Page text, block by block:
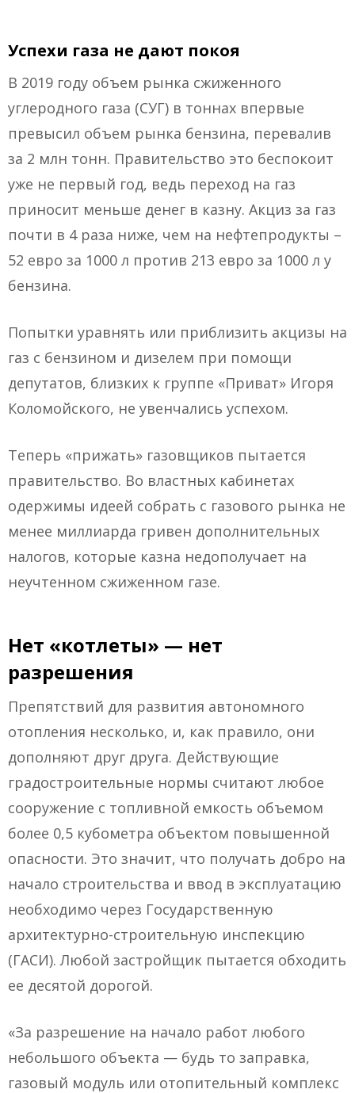
Успехи газа не дают покоя
В 2019 году объем рынка сжиженного
углеродного газа (СУГ) в тоннах впервые
превысил объем рынка бензина, перевалив
за 2 млн тонн. Правительство это беспокоит
уже не первый год, ведь переход на газ
приносит меньше денег в казну. Акциз за газ
почти в 4 раза ниже, чем на нефтепродукты –
52 евро за 1000 л против 213 евро за 1000 л у
бензина.
Попытки уравнять или приблизить акцизы на
газ с бензином и дизелем при помощи
депутатов, близких к группе «Приват» Игоря
Коломойского, не увенчались успехом.
Теперь «прижать» газовщиков пытается
правительство. Во властных кабинетах
одержимы идеей собрать с газового рынка не
менее миллиарда гривен дополнительных
налогов, которые казна недополучает на
неучтенном сжиженном газе.
Нет «котлеты» — нет
разрешения
Препятствий для развития автономного
отопления несколько, и, как правило, они
дополняют друг друга. Действующие
градостроительные нормы считают любое
сооружение с топливной емкость объемом
более 0,5 кубометра объектом повышенной
опасности. Это значит, что получать добро на
начало строительства и ввод в эксплуатацию
необходимо через Государственную
архитектурно-строительную инспекцию
(ГАСИ). Любой застройщик пытается обходить
ее десятой дорогой.
«За разрешение на начало работ любого
небольшого объекта — будь то заправка,
газовый модуль или отопительный комплекс